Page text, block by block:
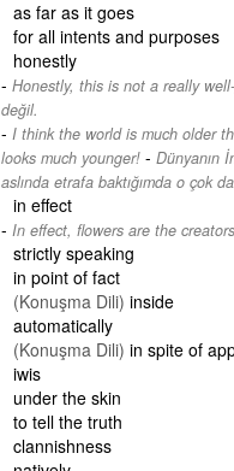
as far as it goes
for all intents and purposes
honestly
Honestly, this is not a really
değil.
I think the world is much older
looks much younger!- Dünyanın
aslında etrafa baktığımda o çok
in effect
In effect, flowers are the
strictly speaking
in point of fact
(Konuşma Dili) inside
automatically
(Konuşma Dili) in spite of
iwis
under the skin
to tell the truth
clannishness